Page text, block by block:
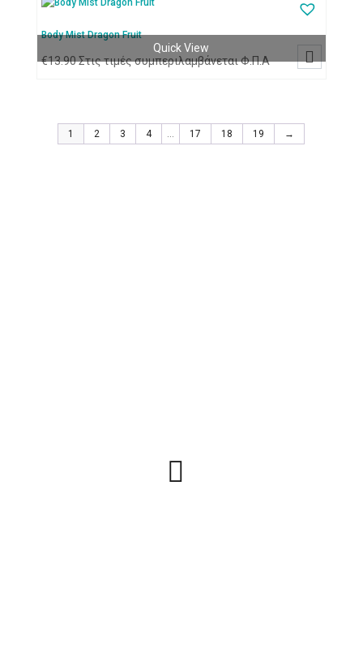
Body Mist Dragon Fruit
€13.90Στις τιμές συμπεριλαμβάνεται Φ.Π.Α
Quick View

1 2 3 4 … 17 18 19 →